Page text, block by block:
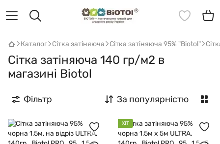
Каталог Сітка затіняюча Сітка затіняюча 95% "Biotol"
Сітка затіняюча 140 гр/м2 в
магазині Biotol
Фільтр За популярністю
ХІТ